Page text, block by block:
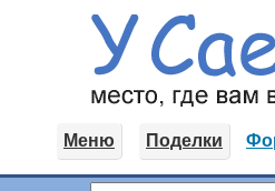
Меню Поделки